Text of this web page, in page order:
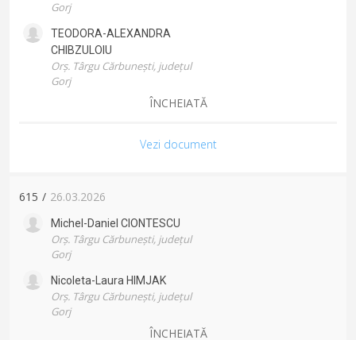
Gorj
TEODORA-ALEXANDRA
CHIBZULOIU
Orș. Târgu Cărbunești, județul
Gorj
ÎNCHEIATĂ
Vezi document
615 / 26.03.2026
Michel-Daniel CIONTESCU
Orș. Târgu Cărbunești, județul
Gorj
Nicoleta-Laura HIMJAK
Orș. Târgu Cărbunești, județul
Gorj
ÎNCHEIATĂ